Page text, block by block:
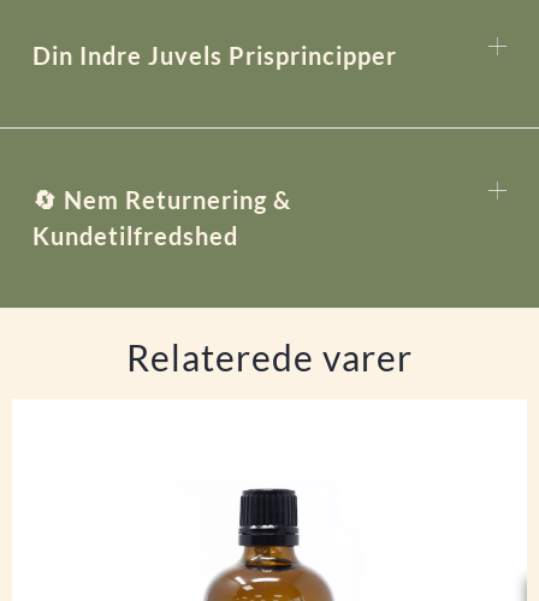
Din Indre Juvels Prisprincipper
🔄 Nem Returnering &
Kundetilfredshed
Relaterede varer